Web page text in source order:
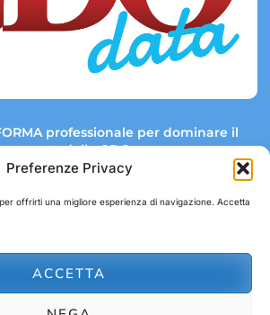
Preferenze Privacy
offrirti una migliore esperienza di navigazione. Accetta
ACCETTA
professionale per dominare il
mercato della GDO.
abbonamenti@gdodata.it